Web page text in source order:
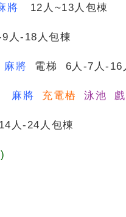
將 12人~13人包棟
人-18人包棟
麻將 電梯 6人-7人-16
麻將 充電樁 泳池 戲
人-24人包棟